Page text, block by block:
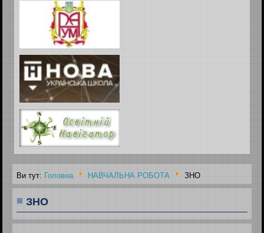
Ви тут: Головна НАВЧАЛЬНА РОБОТА ЗНО
ЗНО